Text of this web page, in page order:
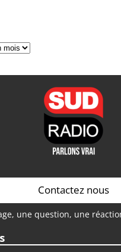
Contactez nous
une question, une